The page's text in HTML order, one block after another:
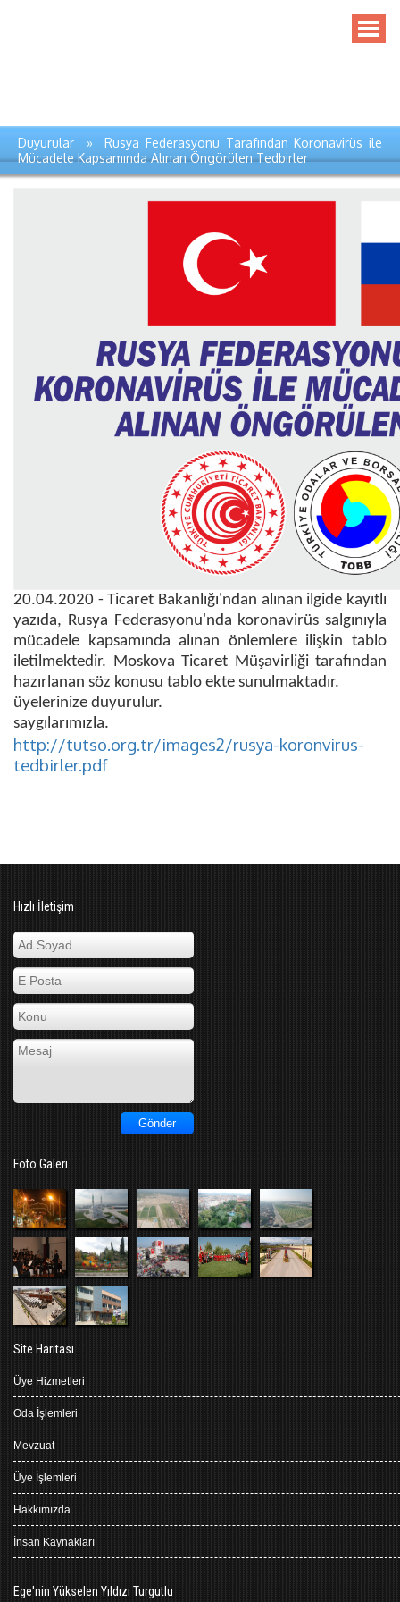
Duyurular » Rusya Federasyonu Tarafından Koronavirüs ile
Mücadele Kapsamında Alınan Öngörülen Tedbirler
20.04.2020 - Ticaret Bakanlığı'ndan alınan ilgide kayıtlı
yazıda, Rusya Federasyonu'nda koronavirüs salgınıyla
mücadele kapsamında alınan önlemlere ilişkin tablo
iletilmektedir. Moskova Ticaret Müşavirliği tarafından
hazırlanan söz konusu tablo ekte sunulmaktadır.
üyelerinize duyurulur.
saygılarımızla.
http://tutso.org.tr/images2/rusya-koronvirus-
tedbirler.pdf
Hızlı İletişim
Foto Galeri
Site Haritası
Üye Hizmetleri
Oda İşlemleri
Mevzuat
Üye İşlemleri
Hakkımızda
İnsan Kaynakları
Ege'nin Yükselen Yıldızı Turgutlu